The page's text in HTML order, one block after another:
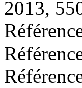
2013,